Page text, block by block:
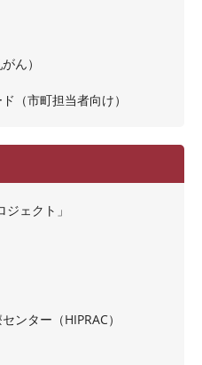
ん）
（市町担当者向け）
ェクト」
ンター（HIPRAC）